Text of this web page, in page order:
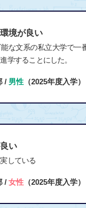
境が良い
な文系の私立大学で一
学することにした。
/ 男性（2025年度入学）
い
している
/ 女性（2025年度入学）